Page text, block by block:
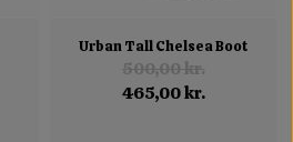
Urban Tall Chelsea Boot
500,00 kr.
465,00 kr.